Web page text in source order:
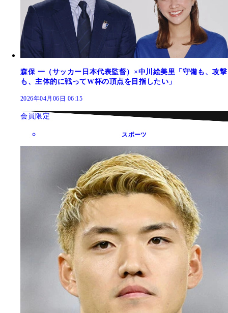
森保 一（サッカー日本代表監督）×中川絵美里「守備も、攻撃
も、主体的に戦ってW杯の頂点を目指したい」
2026年04月06日 06:15
会員限定
スポーツ